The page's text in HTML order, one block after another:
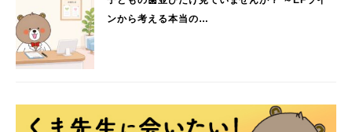
ンから考える本当の…